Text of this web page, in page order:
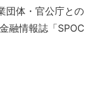
団体・官公庁との
融情報誌「SPOC